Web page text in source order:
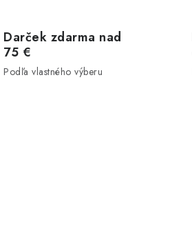
Darček zdarma nad
75 €
Podľa vlastného výberu